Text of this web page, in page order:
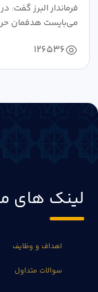
فرماندار البرز
می‌بایست هدفمان
126536
لینک های
اهداف و وظایف
سوالات متداول